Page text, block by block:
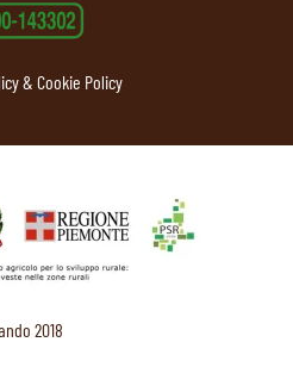
& Cookie Policy
2018